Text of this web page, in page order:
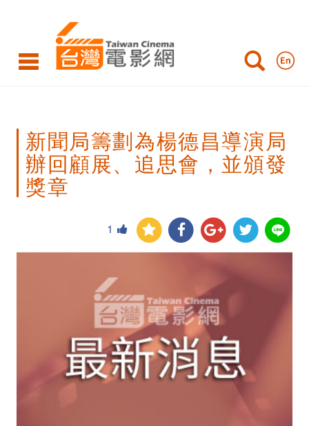
局
劃
德
導
新聞局籌劃為楊德昌導演局
辦回顧展、追思會，並頒發
獎章
1